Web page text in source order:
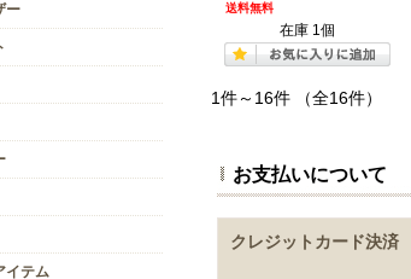
ー
イテム
送料無料
在庫 1個
1件～16件 （全16件）
お支払いについて
クレジットカード決済